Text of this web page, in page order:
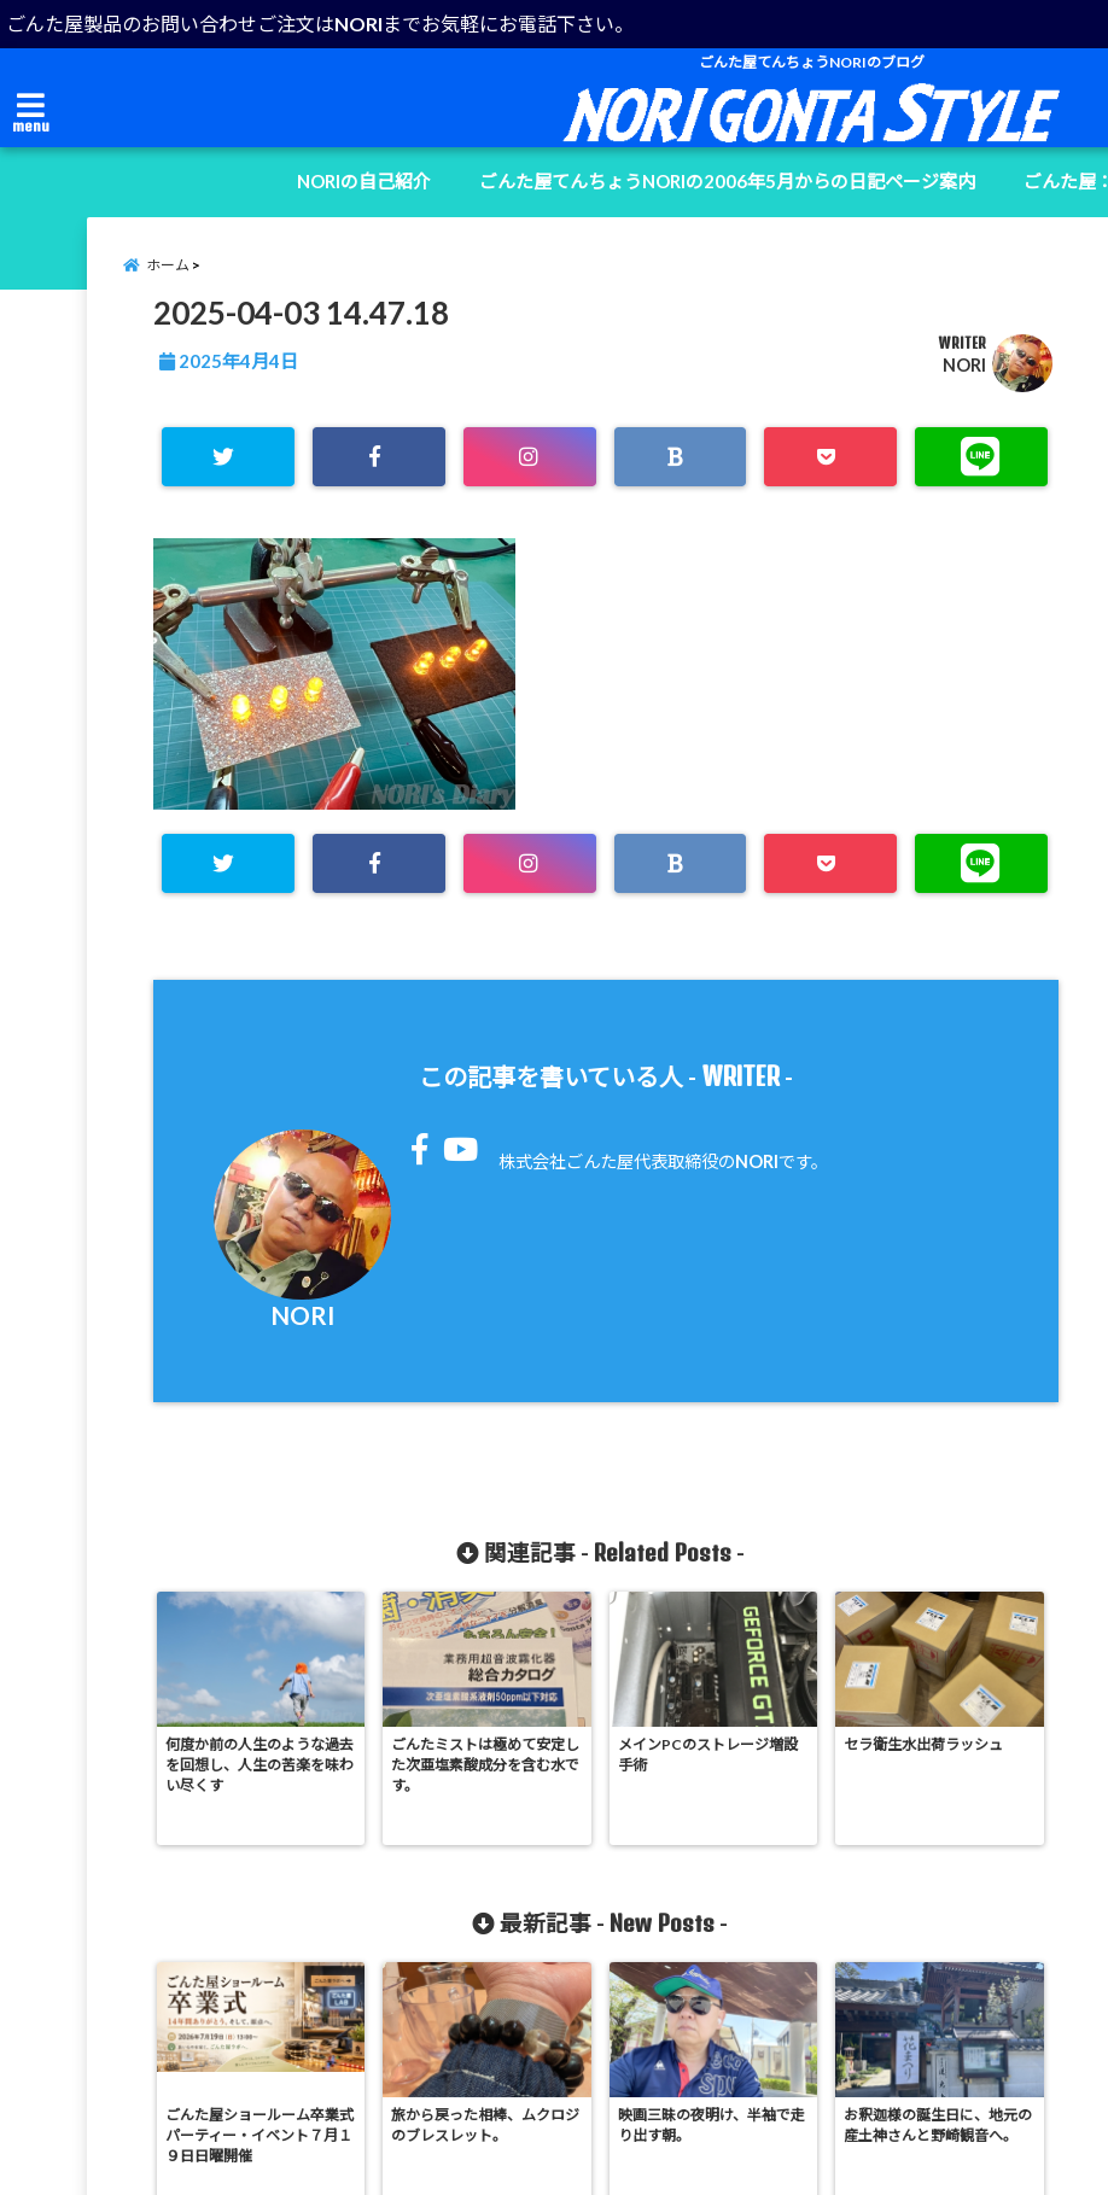
ごんた屋製品のお問い合わせご注文はNORIまでお気軽にお電話下さい。
ごんた屋てんちょうNORIのブログ
menu
NORIの自己紹介 ごんた屋てんちょうNORIの2006年5月からの日記ページ案内 ごんた屋
ホーム
2025-04-03 14.47.18
2025年4月4日
WRITER
NORI
この記事を書いている人 - WRITER-
NORI
株式会社ごんた屋代表取締役のNORIです。
関連記事 - Related Posts-
何度か前の人生のような過去
を回想し、人生の苦楽を味わ
い尽くす
ごんたミストは極めて安定し
た次亜塩素酸成分を含む水で
す。
メインPCのストレージ増設
手術
セラ衛生水出荷ラッシュ
最新記事 - New Posts -
ごんた屋ショールーム卒業式
パーティー・イベント７月１
９日日曜開催
旅から戻った相棒、ムクロジ
のブレスレット。
映画三昧の夜明け、半袖で走
り出す朝。
お釈迦様の誕生日に、地元の
産土神さんと野崎観音へ。